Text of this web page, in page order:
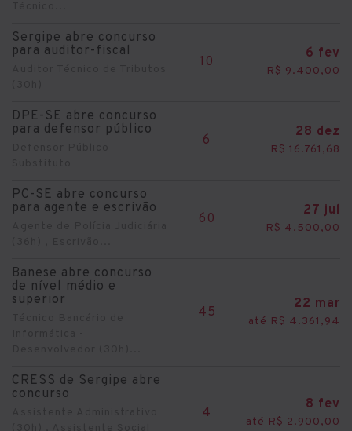
Sergipe abre concurso
para auditor-fiscal
10
6 fev
R$ 9.400,00
DPE-SE abre concurso
para defensor público
6
28 dez
R$ 16.761,68
PC-SE abre concurso
para agente e escrivão
60
27 jul
R$ 4.500,00
Banese abre concurso
de nível médio e
superior
45
22 mar
até R$ 4.361,94
CRESS de Sergipe abre
concurso
4
8 fev
até R$ 2.900,00